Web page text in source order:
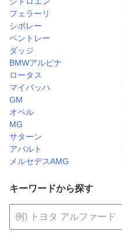
フェラーリ
シボレー
ベントレー
ダッジ
BMWアルピナ
ロータス
マイバッハ
GM
オペル
MG
サターン
アバルト
メルセデスAMG
キーワードから探す